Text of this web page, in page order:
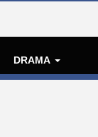
DRAMA